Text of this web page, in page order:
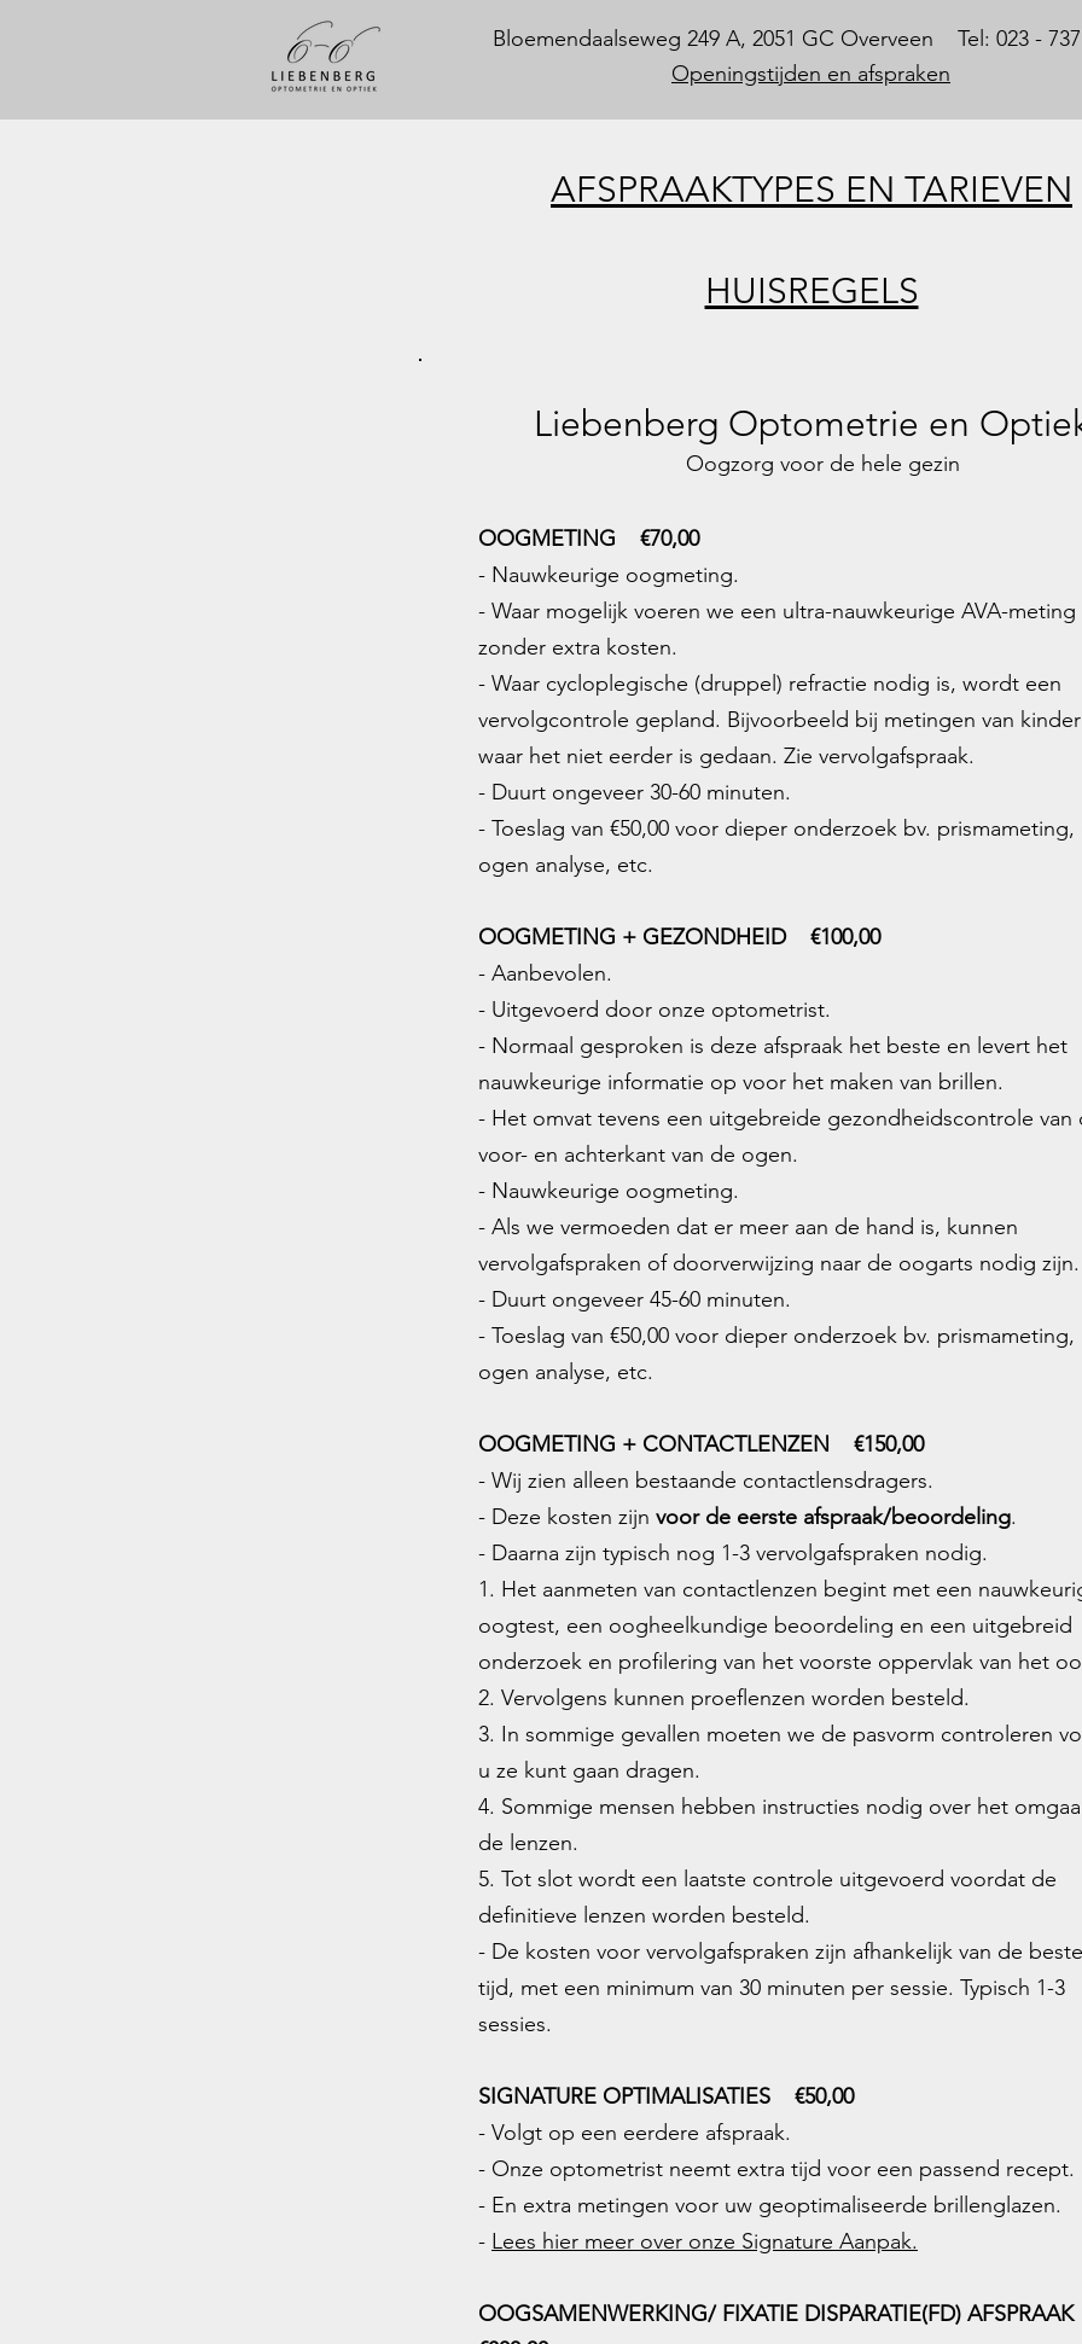
Bloemendaalseweg 249 A, 2051 GC Overveen Tel: 023 - 737
Openingstijden en afspraken
AFSPRAAKTYPES EN TARIEVEN
HUISREGELS
Liebenberg Optometrie en
Oogzorg voor de hele gezin
OOGMETING €70,00
- Nauwkeurige oogmeting.
- Waar mogelijk voeren we een ultra-nauwkeurige AVA-meting
zonder extra kosten.
- Waar cycloplegische (druppel) refractie nodig is, wordt een
vervolgcontrole gepland. Bijvoorbeeld bij metingen van
waar het niet eerder is gedaan. Zie vervolgafspraak.
- Duurt ongeveer 30-60 minuten.
- Toeslag van €50,00 voor dieper onderzoek bv.
ogen analyse, etc.
OOGMETING + GEZONDHEID €100,00
- Aanbevolen.
- Uitgevoerd door onze optometrist.
- Normaal gesproken is deze afspraak het beste en levert het
nauwkeurige informatie op voor het maken van brillen.
- Het omvat tevens een uitgebreide gezondheidscontrole van
voor- en achterkant van de ogen.
- Nauwkeurige oogmeting.
- Als we vermoeden dat er meer aan de hand is, kunnen
vervolgafspraken of doorverwijzing naar de oogarts nodig zijn.
- Duurt ongeveer 45-60 minuten.
- Toeslag van €50,00 voor dieper onderzoek bv.
ogen analyse, etc.
OOGMETING + CONTACTLENZEN €150,00
- Wij zien alleen bestaande contactlensdragers.
- Deze kosten zijn voor de eerste afspraak/beoordeling.
- Daarna zijn typisch nog 1-3 vervolgafspraken nodig.
1. Het aanmeten van contactlenzen begint met een
oogtest, een oogheelkundige beoordeling en een uitgebreid
onderzoek en profilering van het voorste oppervlak van het
2. Vervolgens kunnen proeflenzen worden besteld.
3. In sommige gevallen moeten we de pasvorm controleren
u ze kunt gaan dragen.
4. Sommige mensen hebben instructies nodig over het
de lenzen.
5. Tot slot wordt een laatste controle uitgevoerd voordat de
definitieve lenzen worden besteld.
- De kosten voor vervolgafspraken zijn afhankelijk van de
tijd, met een minimum van 30 minuten per sessie. Typisch 1-3
sessies.
SIGNATURE OPTIMALISATIES €50,00
- Volgt op een eerdere afspraak.
- Onze optometrist neemt extra tijd voor een passend recept.
- En extra metingen voor uw geoptimaliseerde brillenglazen.
- Lees hier meer over onze Signature Aanpak.
OOGSAMENWERKING/ FIXATIE DISPARATIE(FD)